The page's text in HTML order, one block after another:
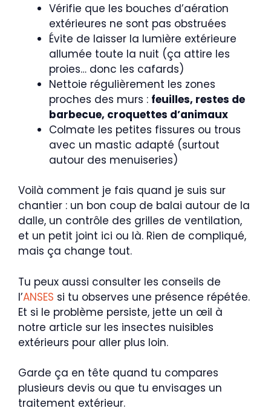
Vérifie que les bouches d’aération
extérieures ne sont pas obstruées
Évite de laisser la lumière extérieure
allumée toute la nuit (ça attire les
proies… donc les cafards)
Nettoie régulièrement les zones
proches des murs : feuilles, restes de
barbecue, croquettes d’animaux
Colmate les petites fissures ou trous
avec un mastic adapté (surtout
autour des menuiseries)
Voilà comment je fais quand je suis sur
chantier : un bon coup de balai autour de la
dalle, un contrôle des grilles de ventilation,
et un petit joint ici ou là. Rien de compliqué,
mais ça change tout.
Tu peux aussi consulter les conseils de
l’ANSES si tu observes une présence répétée.
Et si le problème persiste, jette un œil à
notre article sur les insectes nuisibles
extérieurs pour aller plus loin.
Garde ça en tête quand tu compares
plusieurs devis ou que tu envisages un
traitement extérieur.